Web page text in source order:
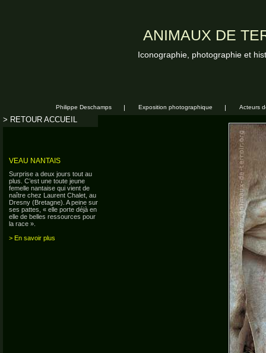
ANIMAUX DE
Iconographie, photographie et
Acteurs
|
Exposition photographique
|
Philippe Deschamps
> RETOUR ACCUEIL
VEAU NANTAIS
Surprise a deux jours tout au
plus. C’est une toute jeune
femelle nantaise qui vient de
naître chez Laurent Chalet, au
Dresny (Bretagne). A peine sur
ses pattes, « elle porte déjà en
elle de belles ressources pour
la race ».
> En savoir plus